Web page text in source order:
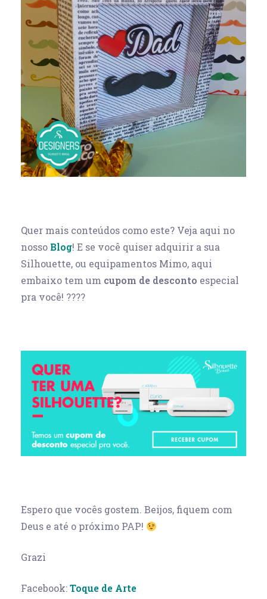
Quer mais conteúdos como este? Veja aqui no
nosso Blog! E se você quiser adquirir a sua
Silhouette, ou equipamentos Mimo, aqui
embaixo tem um cupom de desconto especial
pra você! ????
Espero que vocês gostem. Beijos, fiquem com
Deus e até o próximo PAP!
Grazi
Facebook:Toque de Arte